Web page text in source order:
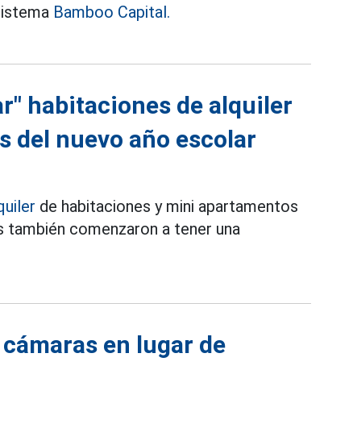
Bamboo Capital.
habitaciones de alquiler
del nuevo año escolar
de habitaciones y mini apartamentos
comenzaron a tener una
en lugar de